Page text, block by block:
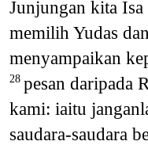
Junjungan kita
memilih Yudas
menyampaikan
28 pesan daripada
kami: iaitu
saudara-saudara